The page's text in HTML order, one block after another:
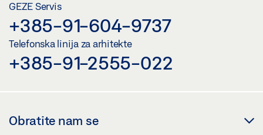
GEZE Servis
+385-91-604-9737
Telefonska linija za arhitekte
+385-91-2555-022
Obratite nam se